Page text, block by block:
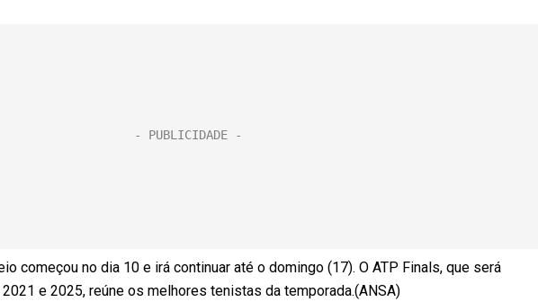
começou no dia 10 e irá continuar até o domingo (17). O ATP Finals, que será
e 2025, reúne os melhores tenistas da temporada.(ANSA)